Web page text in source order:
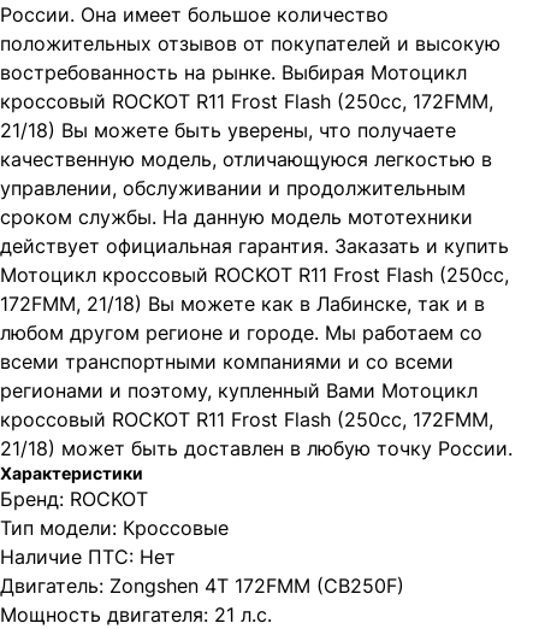
России. Она имеет большое количество
положительных отзывов от покупателей и высокую
востребованность на рынке. Выбирая Мотоцикл
кроссовый ROCKOT R11 Frost Flash (250сс, 172FMM,
21/18) Вы можете быть уверены, что получаете
качественную модель, отличающуюся легкостью в
управлении, обслуживании и продолжительным
сроком службы. На данную модель мототехники
действует официальная гарантия. Заказать и купить
Мотоцикл кроссовый ROCKOT R11 Frost Flash (250сс,
172FMM, 21/18) Вы можете как в Лабинске, так и в
любом другом регионе и городе. Мы работаем со
всеми транспортными компаниями и со всеми
регионами и поэтому, купленный Вами Мотоцикл
кроссовый ROCKOT R11 Frost Flash (250сс, 172FMM,
21/18) может быть доставлен в любую точку России.
Характеристики
Бренд: ROCKOT
Тип модели: Кроссовые
Наличие ПТС: Нет
Двигатель: Zongshen 4Т 172FMM (CB250F)
Мощность двигателя: 21 л.с.